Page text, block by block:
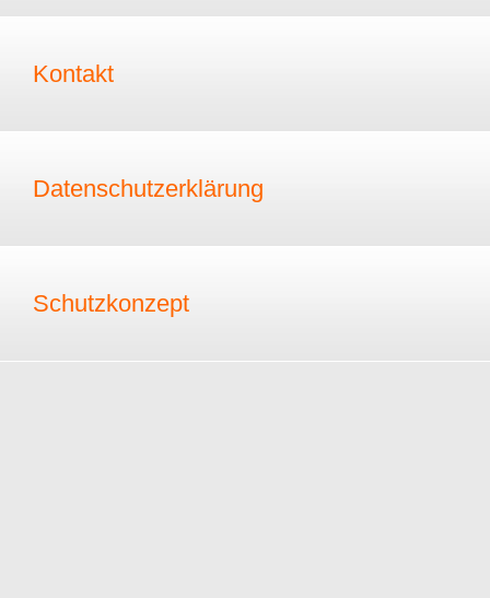
Kontakt
Datenschutzerklärung
Schutzkonzept